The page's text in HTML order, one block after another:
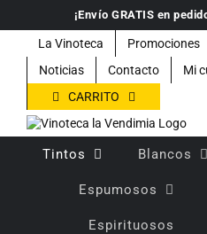
contenido
¡Envío GRATIS en
La Vinoteca Promociones
Noticias
Contacto
Mi
CARRITO
Tintos Blancos
Espumosos
Espirituosos